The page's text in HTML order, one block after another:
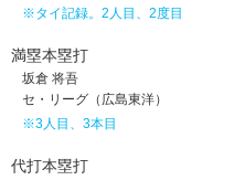
※タイ記録。2人目、2度目
満塁本塁打
坂倉 将吾
セ・リーグ（広島東洋）
※3人目、3本目
代打本塁打